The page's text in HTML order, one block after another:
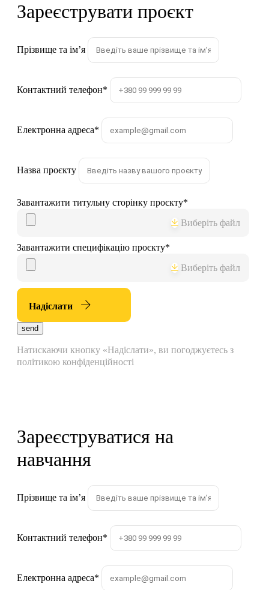
Зареєструвати проєкт
Прізвище та імʼя
Контактний телефон*
Електронна адреса*
Назва проєкту
Завантажити титульну сторінку проєкту*
Виберіть файл
Завантажити специфікацію проєкту*
Виберіть файл
Надіслати
send
Натискаючи кнопку «Надіслати», ви погоджуєтесь з
політикою конфіденційності
Зареєструватися на
навчання
Прізвище та імʼя
Контактний телефон*
Електронна адреса*